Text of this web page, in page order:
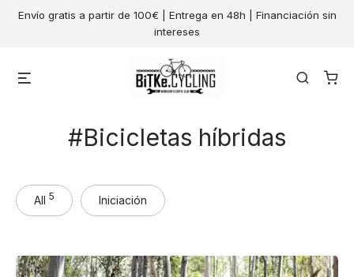
SkipEnvío gratis a partir de 100€ | Entrega en 48h | Financiación sin
intereses
Search
Bicicletas híbridas
All 5 Iniciación